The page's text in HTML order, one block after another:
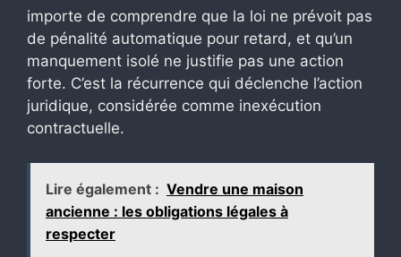
importe de comprendre que la loi ne prévoit pas
de pénalité automatique pour retard, et qu’un
manquement isolé ne justifie pas une action
forte. C’est la récurrence qui déclenche l’action
juridique, considérée comme inexécution
contractuelle.
Lire également : Vendre une maison
ancienne : les obligations légales à
respecter